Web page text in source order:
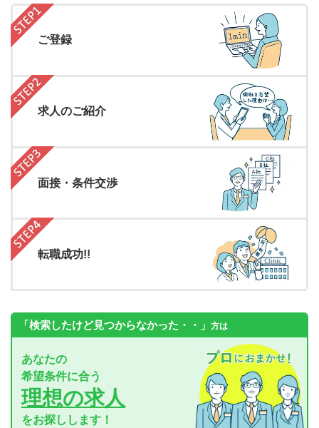
ご登録
求人のご紹介
面接・条件交渉
転職成功!!
「検索したけど見つからなかった・・」 方は
あなたの
希望条件に合う
理想の求人
をお探しします！